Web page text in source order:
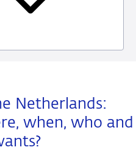
Netherlands:
when, who and